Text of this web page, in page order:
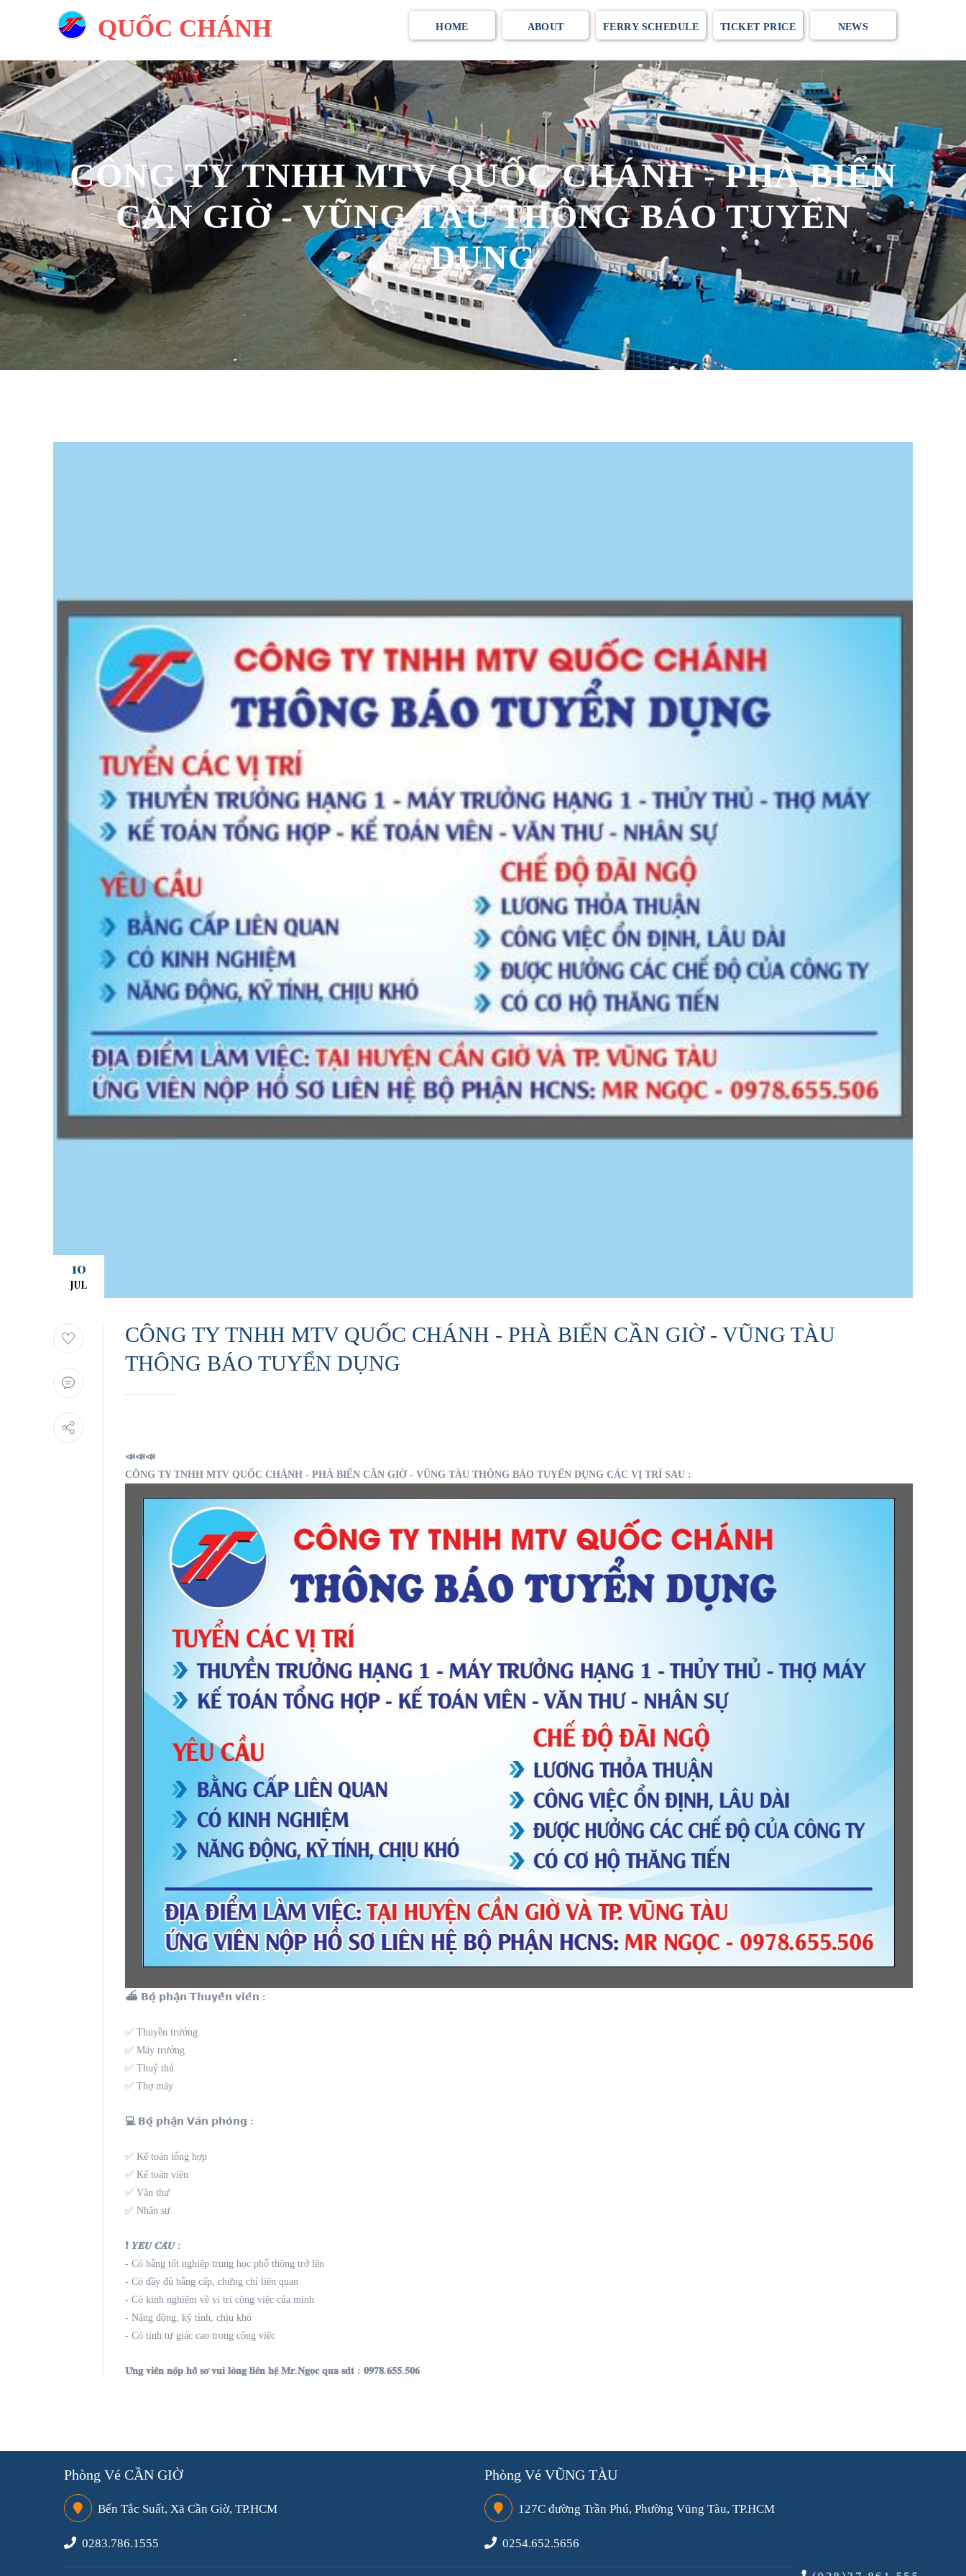
QUỐC CHÁNH HOME ABOUT FERRY SCHEDULE TICKET PRICE NEWS
CÔNG TY TNHH MTV QUỐC CHÁNH - PHÀ BIỂN
CẦN GIỜ - VŨNG TÀU THÔNG BÁO TUYỂN
DỤNG
10
JUL
CÔNG TY TNHH MTV QUỐC CHÁNH - PHÀ BIỂN CẦN GIỜ - VŨNG TÀU
THÔNG BÁO TUYỂN DỤNG
📣📣📣
CÔNG TY TNHH MTV QUỐC CHÁNH - PHÀ BIỂN CẦN GIỜ - VŨNG TÀU THÔNG BÁO TUYỂN DỤNG CÁC VỊ TRÍ SAU :
⛴️ 𝗕𝗼̣̂ 𝗽𝗵𝗮̣̂𝗻 𝗧𝗵𝘂𝘆𝗲̂̀𝗻 𝘃𝗶𝗲̂𝗻 :
✅ Thuyền trưởng
✅ Máy trưởng
✅ Thuỷ thủ
✅ Thợ máy
💻 𝗕𝗼̣̂ 𝗽𝗵𝗮̣̂𝗻 𝗩𝗮̆𝗻 𝗽𝗵𝗼̀𝗻𝗴 :
✅ Kế toán tổng hợp
✅ Kế toán viên
✅ Văn thư
✅ Nhân sự
❗️ 𝒀𝑬̂𝑼 𝑪𝑨̂̀𝑼 :
- Có bằng tốt nghiệp trung học phổ thông trở lên
- Có đầy đủ bằng cấp, chứng chỉ liên quan
- Có kinh nghiệm về vị trí công việc của mình
- Năng động, kỹ tính, chịu khó
- Có tính tự giác cao trong công việc
𝐔̛́𝐧𝐠 𝐯𝐢𝐞̂𝐧 𝐧𝐨̣̂𝐩 𝐡𝐨̂̀ 𝐬𝐨̛ 𝐯𝐮𝐢 𝐥𝐨̀𝐧𝐠 𝐥𝐢𝐞̂𝐧 𝐡𝐞̣̂ 𝐌𝐫.𝐍𝐠𝐨̣𝐜 𝐪𝐮𝐚 𝐬𝐝𝐭 : 𝟎𝟗𝟕𝟖.𝟔𝟓𝟓.𝟓𝟎𝟔
Phòng Vé CẦN GIỜ
Bến Tắc Suất, Xã Cần Giờ, TP.HCM
0283.786.1555
Phòng Vé VŨNG TÀU
127C đường Trần Phú, Phường Vũng Tàu, TP.HCM
0254.652.5656